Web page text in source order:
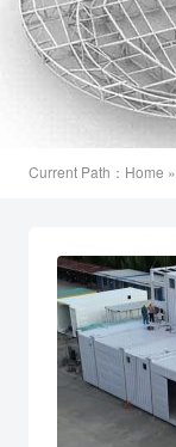
Current Path： Home »